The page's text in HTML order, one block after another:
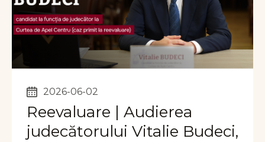
2026-06-02
Reevaluare | Audierea
judecătorului Vitalie Budeci,